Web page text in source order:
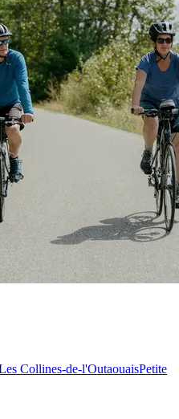
Collines-de-l'OutaouaisPetite